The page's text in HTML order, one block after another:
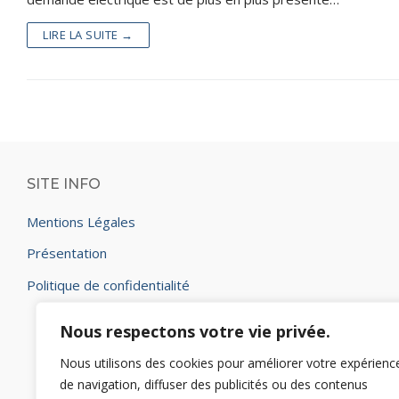
Nous respectons votre vie privée.
Nous utilisons des cookies pour améliorer votre
de navigation, diffuser des publicités ou des contenus
LIRE LA SUITE →
SITE INFO
Mentions Légales
Présentation
Politique de confidentialité